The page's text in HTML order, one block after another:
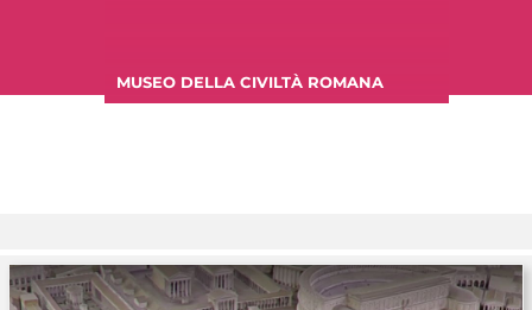
MUSEO DELLA CIVILTÀ ROMANA